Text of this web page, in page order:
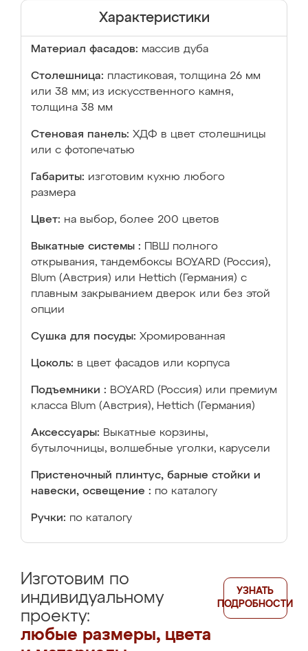
Характеристики
Материал фасадов: массив дуба
Столешница: пластиковая, толщина 26 мм
или 38 мм; из искусственного камня,
толщина 38 мм
Стеновая панель: ХДФ в цвет столешницы
или с фотопечатью
Габариты: изготовим кухню любого
размера
Цвет: на выбор, более 200 цветов
Выкатные системы :
ПВШ полного
открывания, тандембоксы BOYARD (Россия),
Blum (Австрия) или Hettich (Германия) с
плавным закрыванием дверок или без этой
опции
Сушка для посуды: Хромированная
Цоколь: в цвет фасадов или корпуса
Подъемники : BOYARD (Россия) или премиум
класса Blum (Австрия), Hettich (Германия)
Аксессуары: Выкатные корзины,
бутылочницы, волшебные уголки, карусели
Пристеночный плинтус, барные стойки и
навески, освещение : по каталогу
Ручки: по каталогу
Изготовим по
индивидуальному
проекту:
любые размеры, цвета
УЗНАТЬ
ПОДРОБНОСТИ